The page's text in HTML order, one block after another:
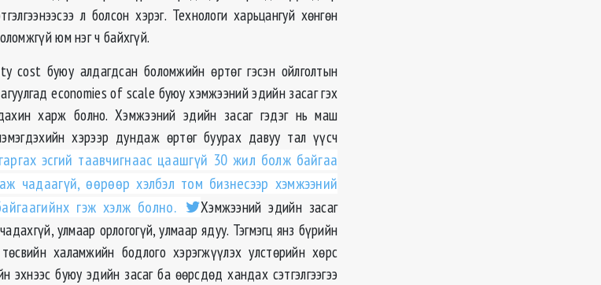
л болсон хэрэг. Технологи харьцангуй хөнгөн
юм нэг ч байхгүй.
cost буюу алдагдсан боломжийн өртөг гэсэн ойлголтын
economies of scale буюу хэмжээний эдийн засаг гэх
харж болно. Хэмжээний эдийн засаг гэдэг нь маш
хэрээр дундаж өртөг буурах давуу тал үүсч
эсгий таавчигнаас цаашгүй 30 жил болж байгаа
чадаагүй, өөрөөр хэлбэл том бизнесээр хэмжээний
гэж хэлж болно.
Хэмжээний эдийн засаг
улмаар орлогогүй, улмаар ядуу. Тэгмэгц янз бүрийн
халамжийн бодлого хэрэгжүүлэх улстөрийн хөрс
буюу эдийн засаг ба өөрсдөд хандах сэтгэлгээгээ